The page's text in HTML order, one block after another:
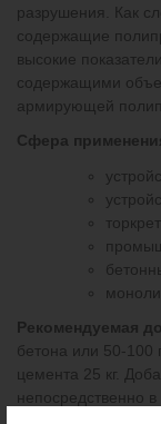
разрушения. Как
содержащие
высокие
содержащими
армирующей
Сфера
Рекомендуемая
бетона или 50-
цемента 25 кг.
непосредственно